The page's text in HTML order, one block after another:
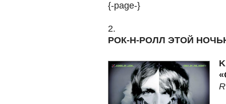
{-page-}
2.
РОК-Н-РОЛЛ ЭТОЙ